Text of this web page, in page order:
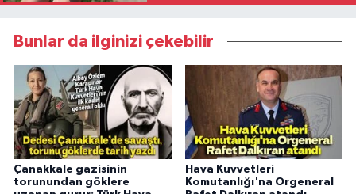
Bunlar da ilginizi çekebilir
Çanakkale gazisinin
torunundan göklere
Hava Kuvvetleri
Komutanlığı'na Orgeneral